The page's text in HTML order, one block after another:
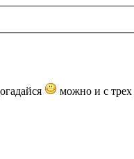
можно и с трех